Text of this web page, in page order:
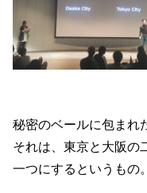
秘密のベールに包まれ
それは、東京と大阪の
一つにするというもの。